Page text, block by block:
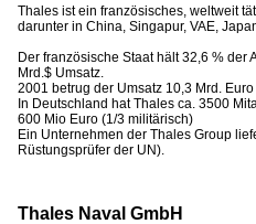
Thales ist ein französisches, weltweit
darunter in China, Singapur, VAE,
Der französische Staat hält 32,6 % der
Mrd.$ Umsatz.
2001 betrug der Umsatz 10,3 Mrd.
In Deutschland hat Thales ca. 3500
600 Mio Euro (1/3 militärisch)
Ein Unternehmen der Thales Group
Rüstungsprüfer der UN).
Thales Naval GmbH